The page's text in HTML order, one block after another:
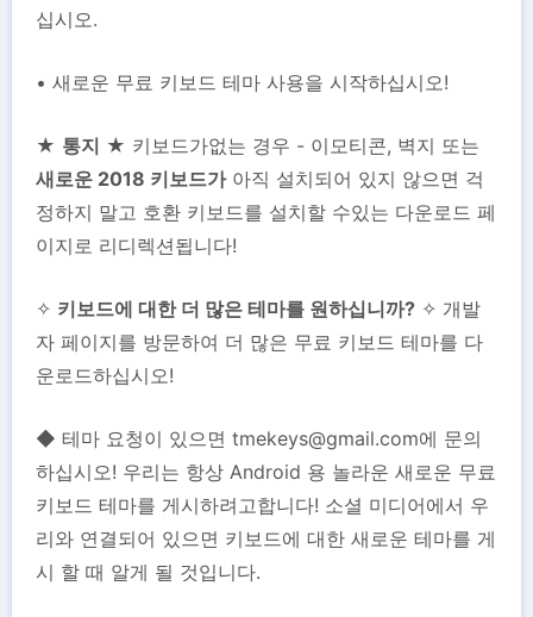
십시오.
• 새로운 무료 키보드 테마 사용을 시작하십시오!
★ 통지 ★ 키보드가없는 경우 - 이모티콘, 벽지 또는
새로운 2018 키보드가아직 설치되어 있지 않으면 걱
정하지 말고 호환 키보드를 설치할 수있는 다운로드 페
이지로 리디렉션됩니다!
✧ 키보드에 대한 더 많은 테마를 원하십니까? ✧ 개발
자 페이지를 방문하여 더 많은 무료 키보드 테마를 다
운로드하십시오!
◆ 테마 요청이 있으면 tmekeys@gmail.com에 문의
하십시오! 우리는 항상 Android 용 놀라운 새로운 무료
키보드 테마를 게시하려고합니다! 소셜 미디어에서 우
리와 연결되어 있으면 키보드에 대한 새로운 테마를 게
시 할 때 알게 될 것입니다.